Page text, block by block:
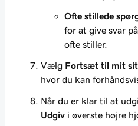
Ofte stillede
for at give svar
ofte stiller.
Vælg Fortsæt til mit
hvor du kan
Når du er klar til at
Udgiv i øverste højre